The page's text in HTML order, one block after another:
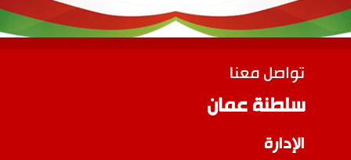
تواصل معنا
سلطنة عمان
الإدارة